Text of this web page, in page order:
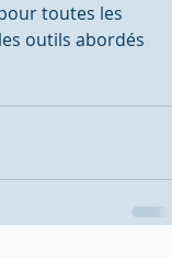
toutes les
outils abordés